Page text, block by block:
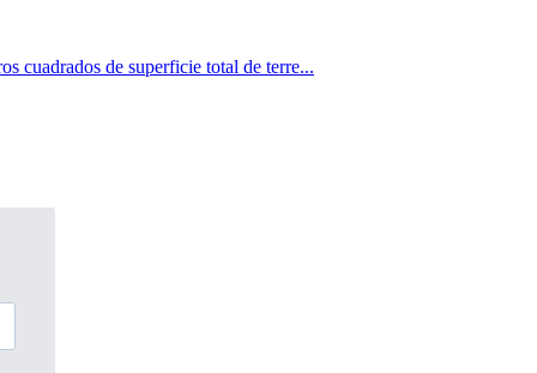
cuadrados de superficie total de terre...